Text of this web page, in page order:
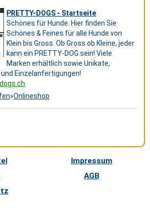
PRETTY-DOGS - Startseite
Schönes für Hunde. Hier finden Sie
Schönes & Feines für alle Hunde von
Klein bis Gross. Ob Gross ob Kleine, jeder
kann ein PRETTY-DOG sein! Viele
Marken erhältlich sowie Unikate,
Einzelanfertigungen!
»Onlineshop
Impressum
AGB